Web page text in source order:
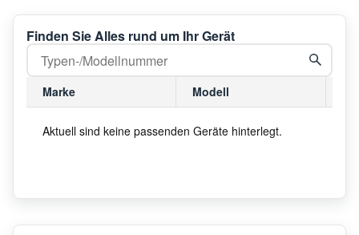
Finden Sie Alles rund um Ihr Gerät
Marke Modell
Aktuell sind keine passenden Geräte hinterlegt.